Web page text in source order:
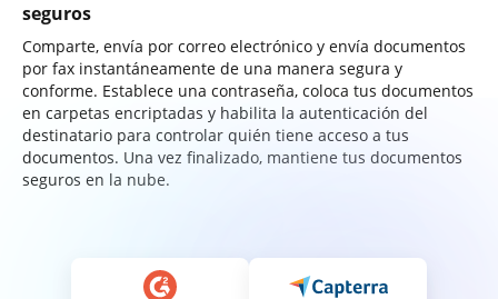
seguros
Comparte, envía por correo electrónico y envía documentos
por fax instantáneamente de una manera segura y
conforme. Establece una contraseña, coloca tus documentos
en carpetas encriptadas y habilita la autenticación del
destinatario para controlar quién tiene acceso a tus
documentos. Una vez finalizado, mantiene tus documentos
seguros en la nube.